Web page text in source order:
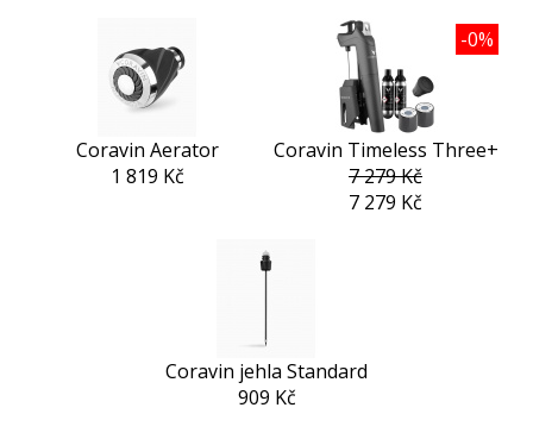
Coravin Aerator
1 819 Kč
Coravin Timeless Three+
-0%
7 279 Kč
7 279 Kč
Coravin jehla Standard
909 Kč